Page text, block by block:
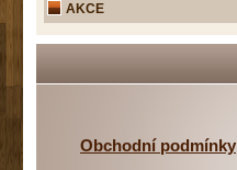
AKCE
Obchodní podmínky